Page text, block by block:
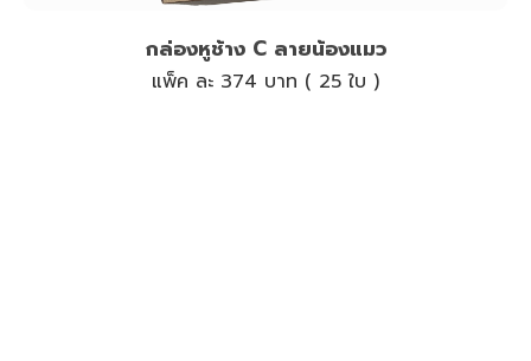
กล่องหูช้าง C ลายน้องแมว
แพ็ค ละ 374 บาท ( 25 ใบ )